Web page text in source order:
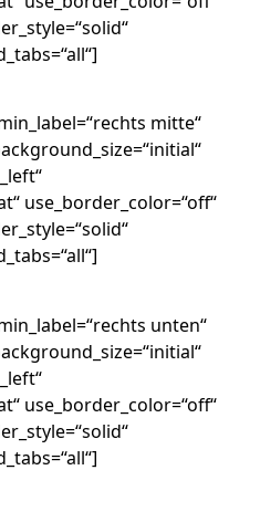
mitte“
use_border_color=“off“
unten“
use_border_color=“off“